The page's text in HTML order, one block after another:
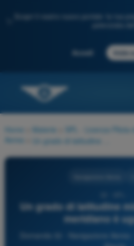
Scopri il nostro nuovo portale: la tua
Accedi Inizia
Home Materie SPL - Licenza Pilota
Aerea
Un grado di latitudine
meridiano è
Domanda 32 - Navigazione Aerea